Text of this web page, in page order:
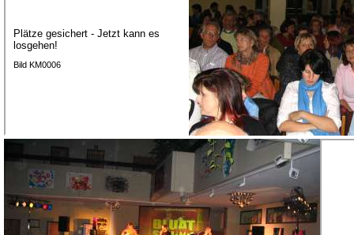
Plätze gesichert - Jetzt kann es
losgehen!
Bild KM0006